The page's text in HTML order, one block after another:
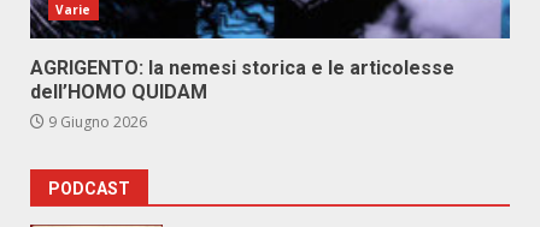
Varie
AGRIGENTO: la nemesi storica e le articolesse
dell’HOMO QUIDAM
9 Giugno 2026
PODCAST